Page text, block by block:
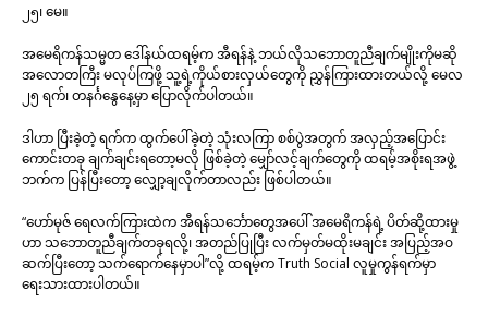
၂၅၊ မေ။
အမေရိကန်သမ္မတ ဒေါ်နယ်ထရမ့်က အီရန်နဲ့ ဘယ်လိုသဘောတူညီချက်မျိုးကိုမဆို
အလောတကြီး မလုပ်ကြဖို့ သူ့ရဲ့ကိုယ်စားလှယ်တွေကို ညွှန်ကြားထားတယ်လို့ မေလ
၂၅ ရက်၊ တနင်္ဂနွေနေ့မှာ ပြောလိုက်ပါတယ်။
ဒါဟာ ပြီးခဲ့တဲ့ ရက်က ထွက်ပေါ်ခဲ့တဲ့ သုံးလကြာ စစ်ပွဲအတွက် အလှည့်အပြောင်း
ကောင်းတခု ချက်ချင်းရတော့မလို ဖြစ်ခဲ့တဲ့ မျှော်လင့်ချက်တွေကို ထရမ့်အစိုးရအဖွဲ့
ဘက်က ပြန်ပြီးတော့ လျှော့ချလိုက်တာလည်း ဖြစ်ပါတယ်။
“ဟော်မုဇ် ရေလက်ကြားထဲက အီရန်သင်္ဘောတွေအပေါ် အမေရိကန်ရဲ့ ပိတ်ဆို့ထားမှု
ဟာ သဘောတူညီချက်တခုရလို့၊ အတည်ပြုပြီး လက်မှတ်မထိုးမချင်း အပြည့်အဝ
ဆက်ပြီးတော့ သက်ရောက်နေမှာပါ”လို့ ထရမ့်က Truth Social လူမှုကွန်ရက်မှာ
ရေးသားထားပါတယ်။